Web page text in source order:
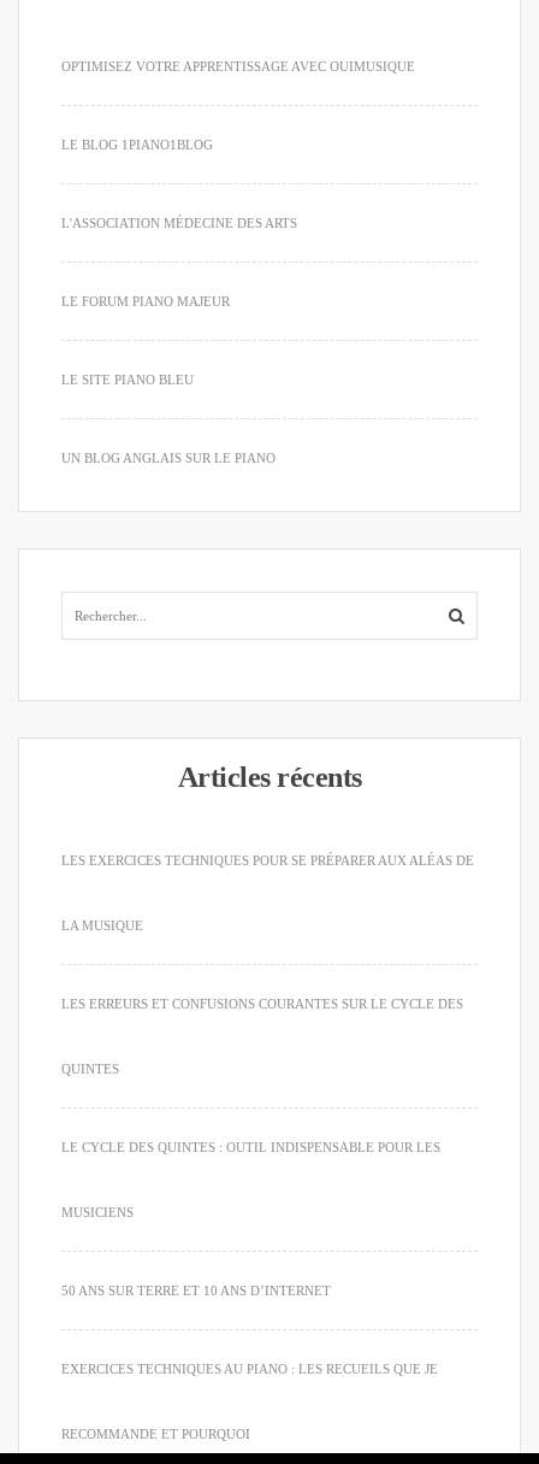
OPTIMISEZ VOTRE APPRENTISSAGE AVEC OUIMUSIQUE
LE BLOG 1PIANO1BLOG
L'ASSOCIATION MÉDECINE DES ARTS
LE FORUM PIANO MAJEUR
LE SITE PIANO BLEU
UN BLOG ANGLAIS SUR LE PIANO
Articles récents
LES EXERCICES TECHNIQUES POUR SE PRÉPARER AUX ALÉAS DE
LA MUSIQUE
LES ERREURS ET CONFUSIONS COURANTES SUR LE CYCLE DES
QUINTES
LE CYCLE DES QUINTES : OUTIL INDISPENSABLE POUR LES
MUSICIENS
50 ANS SUR TERRE ET 10 ANS D’INTERNET
EXERCICES TECHNIQUES AU PIANO : LES RECUEILS QUE JE
RECOMMANDE ET POURQUOI